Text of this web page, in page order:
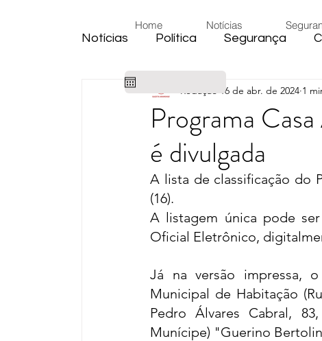
Home Notícias
Notícias
Política Segurança
Cidade Educação Eleições
Habitação
Emprego
Programa
é divulgada
16 de abr. de 2024 1
A lista de classificação do
(16).
A listagem única pode
Oficial Eletrônico,
Já na versão impressa,
Municipal de Habitação
Pedro Álvares Cabral,
Munícipe) "Guerino